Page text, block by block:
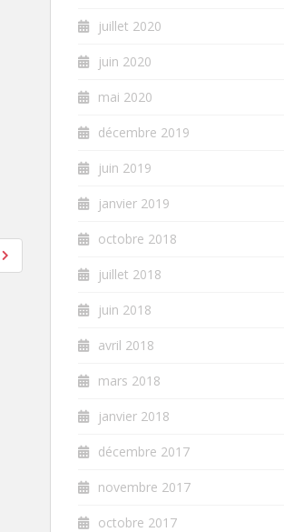
juillet 2020
juin 2020
mai 2020
décembre 2019
juin 2019
janvier 2019
octobre 2018
juillet 2018
juin 2018
avril 2018
mars 2018
janvier 2018
décembre 2017
novembre 2017
octobre 2017